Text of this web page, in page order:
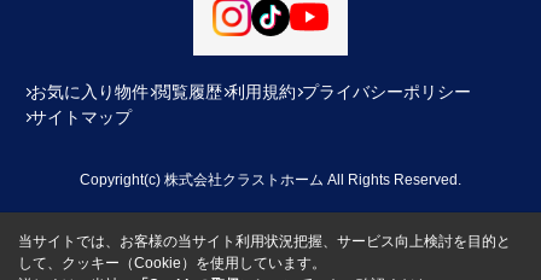
お気に入り物件 閲覧履歴 利用規約 プライバシーポリシー
サイトマップ
Copyright(c) 株式会社クラストホーム All Rights Reserved.
当サイトでは、お客様の当サイト利用状況把握、サービス向上検討を目的と
して、クッキー（Cookie）を使用しています。